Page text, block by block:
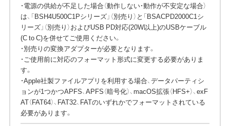
・電源の供給が不足した場合（動作しない・動作が不安定な場合）
は、「BSH4U500C1Pシリーズ」（別売り）と「BSACPD2000C1シ
リーズ」（別売り）およびUSB PD対応(20W以上)のUSBケーブル
(C to C)を併せてご使用ください。
・別売りの変換アダプターが必要となります。
・ご使用前に対応のフォーマット形式に変更する必要がありま
す。
・Apple社製ファイルアプリを利用する場合、データパーティシ
ョンが1つかつAPFS、APFS（暗号化）、macOS拡張（HFS+）、exF
AT（FAT64）、FAT32、FATのいずれかでフォーマットされている
必要があります。